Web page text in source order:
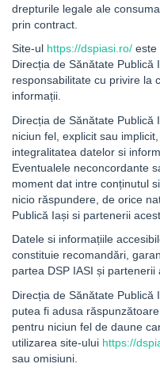
drepturile legale ale
prin contract.
Site-ul https://dspiasi.ro/ este
Direcția de Sănătate
responsabilitate cu privire la
informații.
Direcția de Sănătate
niciun fel, explicit sau
integralitatea datelor si
Eventualele neconcordante
moment dat intre conținutul
nicio răspundere, de orice
Publică Iași si partenerii
Datele si informațiile
constituie recomandări,
partea DSP IASI și partenerii
Direcția de Sănătate Publică
putea fi adusa
pentru niciun fel de daune
utilizarea site-ului https://
sau omisiuni.